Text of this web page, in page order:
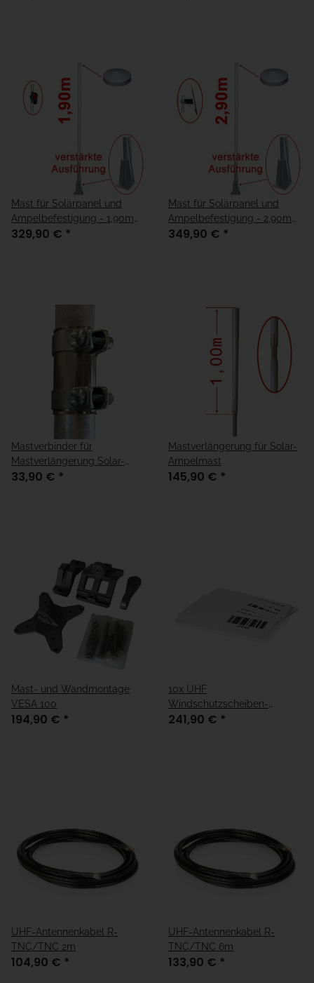
Mast für Solarpanel und
Ampelbefestigung - 1,90m
"verstärkte Ausführung"
329,90 € *
Mast für Solarpanel und
Ampelbefestigung - 2,90m
"verstärkte Ausführung"
349,90 € *
Mastverbinder für
Mastverlängerung Solar-
Ampelmast
33,90 € *
Mastverlängerung für Solar-
Ampelmast
145,90 € *
Mast- und Wandmontage
VESA 100
194,90 € *
10x UHF
Windschutzscheiben-
Transponder selbstklebend
241,90 € *
UHF-Antennenkabel R-
TNC/TNC 2m
104,90 € *
UHF-Antennenkabel R-
TNC/TNC 6m
133,90 € *